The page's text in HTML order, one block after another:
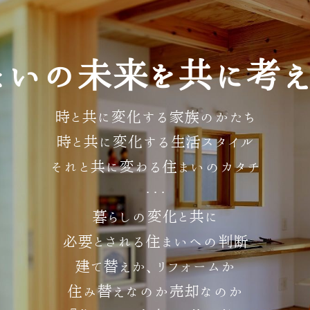
の未来を共に考
時と共に変化する家族のかたち
時と共に変化する生活スタイル
それと共に変わる住まいのカタチ
・・・
暮らしの変化と共に
必要とされる住まいへの判断
建て替えか、リフォームか
住み替えなのか売却なのか